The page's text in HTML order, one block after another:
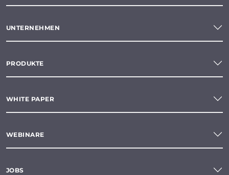
UNTERNEHMEN
PRODUKTE
WHITE PAPER
WEBINARE
JOBS